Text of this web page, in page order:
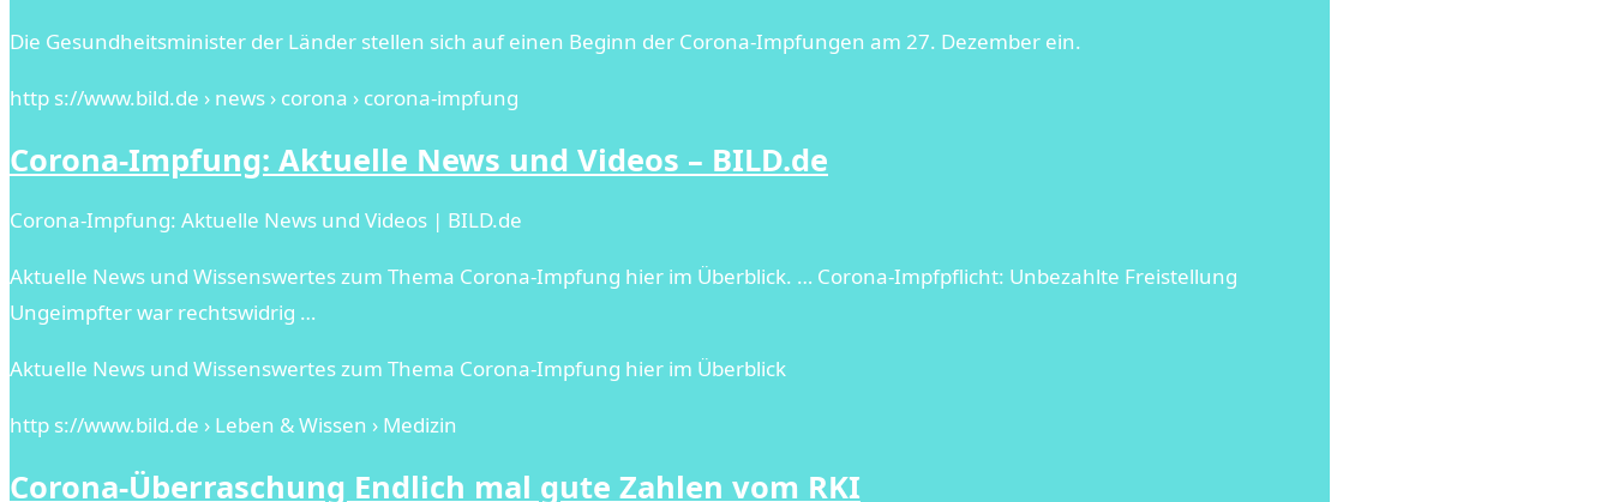
Die Gesundheitsminister der Länder stellen sich auf einen Beginn der Corona-Impfungen am 27. Dezember ein.
http s://www.bild.de › news › corona › corona-impfung
Corona-Impfung: Aktuelle News und Videos – BILD.de
Corona-Impfung: Aktuelle News und Videos | BILD.de
Aktuelle News und Wissenswertes zum Thema Corona-Impfung hier im Überblick. … Corona-Impfpflicht: Unbezahlte Freistellung
Ungeimpfter war rechtswidrig …
Aktuelle News und Wissenswertes zum Thema Corona-Impfung hier im Überblick
http s://www.bild.de › Leben & Wissen › Medizin
Corona-Überraschung Endlich mal gute Zahlen vom RKI